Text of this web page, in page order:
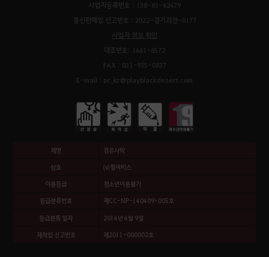
사업자등록번호 : 138-81-62479
통신판매업 신고번호 : 2022-경기과천-0177
사업자 정보 확인
대표번호: 1661-8572
FAX : 031-935-0837
E-mail : pc_kr@playblackdesert.com
제명 검은사막
상호 ㈜펄어비스
이용등급 청소년이용불가
등급분류번호 제CC-NP-140409-005호
등급분류 일자 2014년 4월 9일
제작업 신고번호 제2011-000002호